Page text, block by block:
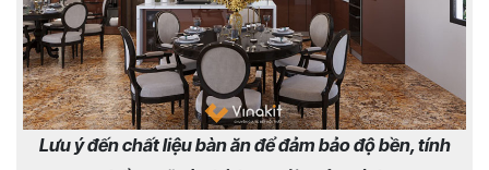
Lưu ý đến chất liệu bàn ăn để đảm bảo độ bền, tính